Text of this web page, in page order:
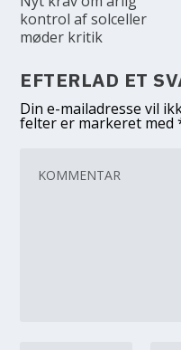
kontrol af solceller
møder kritik
EFTERLAD ET
Din e-mailadresse vil
felter er markeret med